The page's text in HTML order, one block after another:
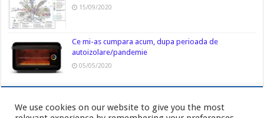
15/09/2020
Ce mi-as cumpara acum, dupa perioada de
autoizolare/pandemie
05/05/2020
We use cookies on our website to give you the most